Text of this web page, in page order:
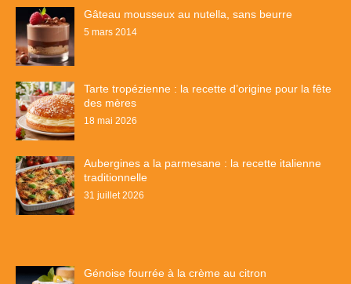
Gâteau mousseux au nutella, sans beurre
5 mars 2014
Tarte tropézienne : la recette d’origine pour la fête
des mères
18 mai 2026
Aubergines a la parmesane : la recette italienne
traditionnelle
31 juillet 2026
Génoise fourrée à la crème au citron